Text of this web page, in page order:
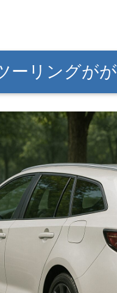
ーリングが